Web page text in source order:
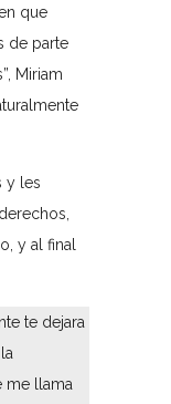
que
de parte
Miriam
y les
y al final
te dejara
me llama